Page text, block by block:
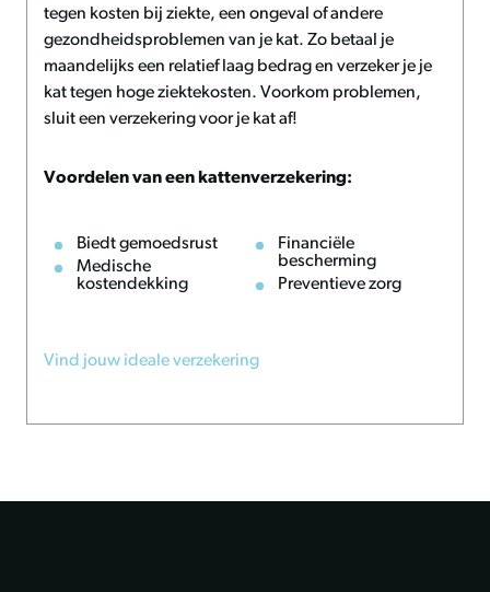
muurkwaliteit;
Advies en onderhoud
Controleer regelmatig of het platform stevig vastzit en
stabiel is. Reinig het platform indien nodig met een
schoonmaakmiddelen om het materiaal te beschermen.
Gebruik
Monteer het hoekplatform op een plek en hoogte waar je
kat graag komt. Zorg ervoor dat de muur geschikt is voor
Afmetingen
tegen kosten bij ziekte, een ongeval of andere
gezondheidsproblemen van je kat. Zo betaal je
maandelijks een relatief laag bedrag en verzeker je je
kat tegen hoge ziektekosten. Voorkom problemen,
sluit een verzekering voor je kat af!
Voordelen van een kattenverzekering:
Biedt gemoedsrust
Medische
kostendekking
Financiële
bescherming
Preventieve zorg
Vind jouw ideale verzekering